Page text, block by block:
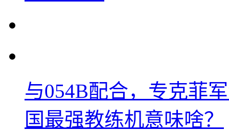
与054B配合，专克菲
国最强教练机意味啥？